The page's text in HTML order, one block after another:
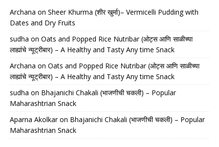
Archana on Sheer Khurma (शीर खुर्मा)– Vermicelli Pudding with
Dates and Dry Fruits
sudha on Oats and Popped Rice Nutribar (ओट्स आणि साळीच्या
लाह्यांचे न्यूट्रीबार) – A Healthy and Tasty Any time Snack
Archana on Oats and Popped Rice Nutribar (ओट्स आणि साळीच्या
लाह्यांचे न्यूट्रीबार) – A Healthy and Tasty Any time Snack
sudha on Bhajanichi Chakali (भाजणीची चकली) – Popular
Maharashtrian Snack
Aparna Akolkaron Bhajanichi Chakali (भाजणीची चकली) – Popular
Maharashtrian Snack